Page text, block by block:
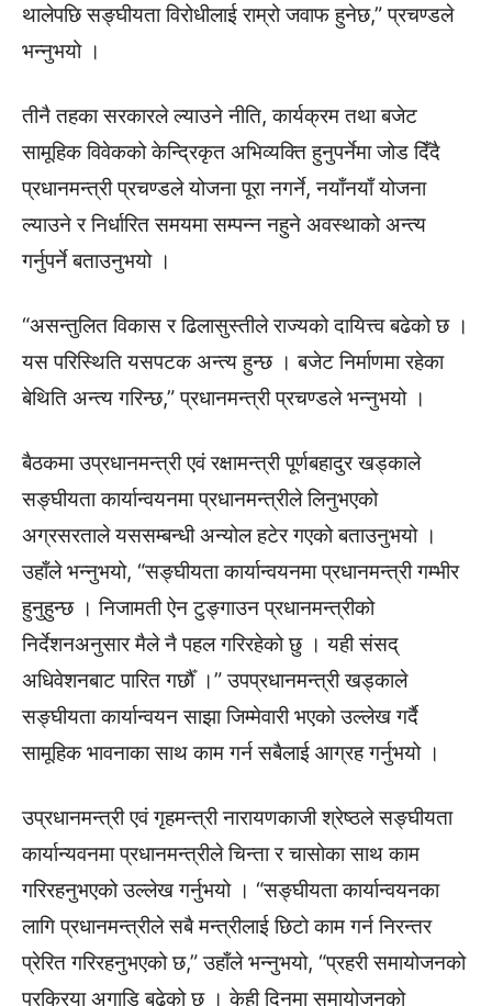
थालेपछि सङ्घीयता विरोधीलाई राम्रो जवाफ हुनेछ,” प्रचण्डले
भन्नुभयो ।
तीनै तहका सरकारले ल्याउने नीति, कार्यक्रम तथा बजेट
सामूहिक विवेकको केन्द्रिकृत अभिव्यक्ति हुनुपर्नेमा जोड दिँदै
प्रधानमन्त्री प्रचण्डले योजना पूरा नगर्ने, नयाँनयाँ योजना
ल्याउने र निर्धारित समयमा सम्पन्न नहुने अवस्थाको अन्त्य
गर्नुपर्ने बताउनुभयो ।
“असन्तुलित विकास र ढिलासुस्तीले राज्यको दायित्त्व बढेको छ ।
यस परिस्थिति यसपटक अन्त्य हुन्छ । बजेट निर्माणमा रहेका
बेथिति अन्त्य गरिन्छ,” प्रधानमन्त्री प्रचण्डले भन्नुभयो ।
बैठकमा उप्रधानमन्त्री एवं रक्षामन्त्री पूर्णबहादुर खड्काले
सङ्घीयता कार्यान्वयनमा प्रधानमन्त्रीले लिनुभएको
अग्रसरताले यससम्बन्धी अन्योल हटेर गएको बताउनुभयो ।
उहाँले भन्नुभयो, “सङ्घीयता कार्यान्वयनमा प्रधानमन्त्री गम्भीर
हुनुहुन्छ । निजामती ऐन टुङ्गाउन प्रधानमन्त्रीको
निर्देशनअनुसार मैले नै पहल गरिरहेको छु । यही संसद्
अधिवेशनबाट पारित गर्छौँ ।” उपप्रधानमन्त्री खड्काले
सङ्घीयता कार्यान्वयन साझा जिम्मेवारी भएको उल्लेख गर्दै
सामूहिक भावनाका साथ काम गर्न सबैलाई आग्रह गर्नुभयो ।
उप्रधानमन्त्री एवं गृहमन्त्री नारायणकाजी श्रेष्ठले सङ्घीयता
कार्यान्यवनमा प्रधानमन्त्रीले चिन्ता र चासोका साथ काम
गरिरहनुभएको उल्लेख गर्नुभयो । “सङ्घीयता कार्यान्वयनका
लागि प्रधानमन्त्रीले सबै मन्त्रीलाई छिटो काम गर्न निरन्तर
प्रेरित गरिरहनुभएको छ,” उहाँले भन्नुभयो, “प्रहरी समायोजनको
प्रक्रिया अगाडि बढेको छ । केही दिनमा समायोजनको